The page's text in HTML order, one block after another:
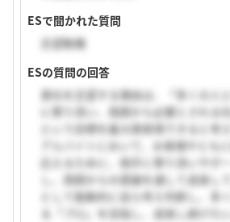
ESで聞かれた質問
志望動機
ESの質問の回答
貴社を志望する理由は、「多くの人
に寄り添い、周囲から必要とされる
という目標を最大限実現できると考
アルバイトにおいて、お客様やとも
応えるために、相手に寄り添いサポ
し、周囲からの感謝を通して成長し
として能動的に自ら考え判断し、多
る「プロ」を目指し、成長し続けたい